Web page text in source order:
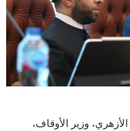
وزير الأوقاف،